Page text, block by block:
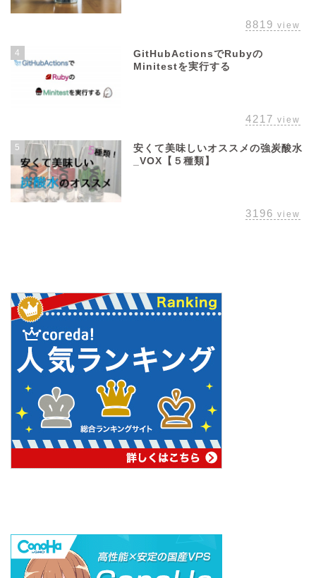
8819 view
4
GitHubActionsでRubyの
Minitestを実行する
4217 view
5
安くて美味しいオススメの強炭酸水
_VOX【５種類】
3196 view